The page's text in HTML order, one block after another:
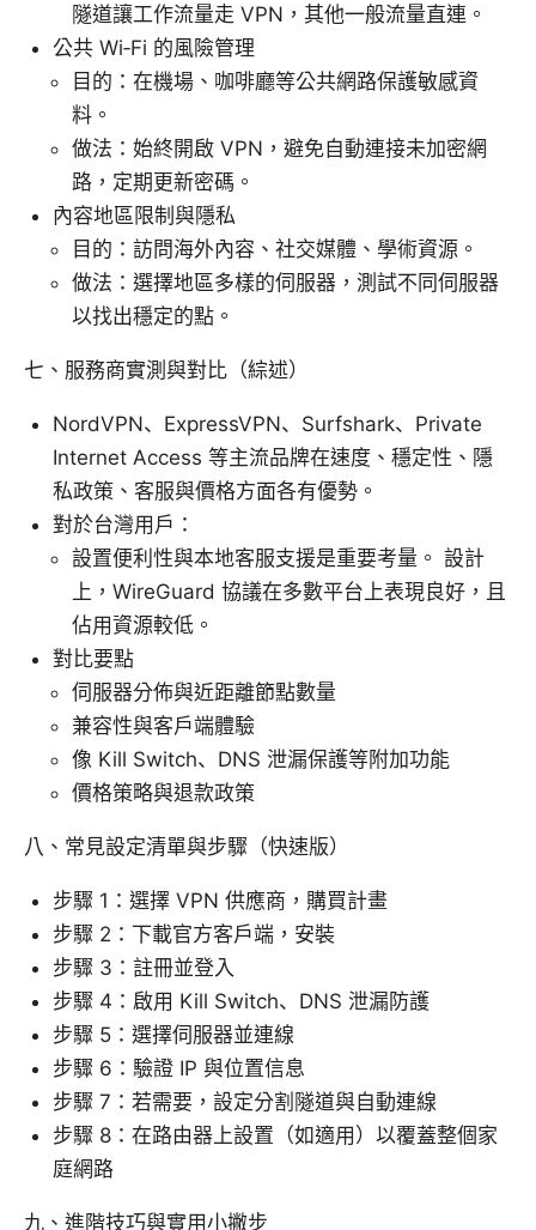
隧道讓工作流量走 VPN，其他一般流量直連。
公共 Wi‑Fi 的風險管理
目的：在機場、咖啡廳等公共網路保護敏感資
料。
做法：始終開啟 VPN，避免自動連接未加密網
路，定期更新密碼。
內容地區限制與隱私
目的：訪問海外內容、社交媒體、學術資源。
做法：選擇地區多樣的伺服器，測試不同伺服器
以找出穩定的點。
七、服務商實測與對比（綜述）
NordVPN、ExpressVPN、Surfshark、Private
Internet Access 等主流品牌在速度、穩定性、隱
私政策、客服與價格方面各有優勢。
對於台灣用戶：
設置便利性與本地客服支援是重要考量。 設計
上，WireGuard 協議在多數平台上表現良好，且
佔用資源較低。
對比要點
伺服器分佈與近距離節點數量
兼容性與客戶端體驗
像 Kill Switch、DNS 泄漏保護等附加功能
價格策略與退款政策
八、常見設定清單與步驟（快速版）
步驟 1：選擇 VPN 供應商，購買計畫
步驟 2：下載官方客戶端，安裝
步驟 3：註冊並登入
步驟 4：啟用 Kill Switch、DNS 泄漏防護
步驟 5：選擇伺服器並連線
步驟 6：驗證 IP 與位置信息
步驟 7：若需要，設定分割隧道與自動連線
步驟 8：在路由器上設置（如適用）以覆蓋整個家
庭網路
九、進階技巧與實用小撇步